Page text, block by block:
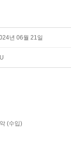
년 06월 21일
(수입)